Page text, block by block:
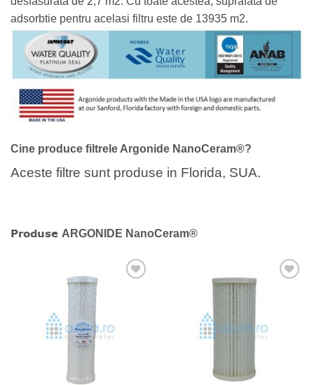
adsorbtie pentru acelasi filtru este de 13935 m2.
Cine produce filtrele Argonide NanoCeram®?
Aceste filtre sunt produse in Florida, SUA.
Produse ARGONIDE NanoCeram®